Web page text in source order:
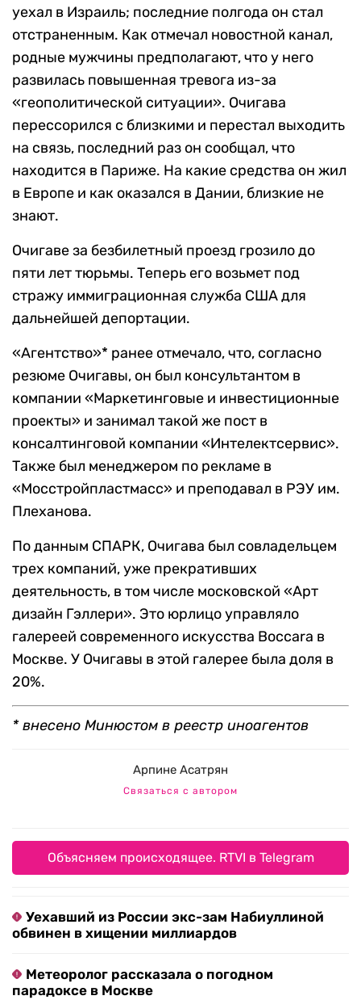
уехал в Израиль; последние полгода он стал
отстраненным. Как отмечал новостной канал,
родные мужчины предполагают, что у него
развилась повышенная тревога из-за
«геополитической ситуации». Очигава
перессорился с близкими и перестал выходить
на связь, последний раз он сообщал, что
находится в Париже. На какие средства он жил
в Европе и как оказался в Дании, близкие не
знают.
Очигаве за безбилетный проезд грозило до
пяти лет тюрьмы. Теперь его возьмет под
стражу иммиграционная служба США для
дальнейшей депортации.
«Агентство»* ранее отмечало, что, согласно
резюме Очигавы, он был консультантом в
компании «Маркетинговые и инвестиционные
проекты» и занимал такой же пост в
консалтинговой компании «Интелектсервис».
Также был менеджером по рекламе в
«Мосстройпластмасс» и преподавал в РЭУ им.
Плеханова.
По данным СПАРК, Очигава был совладельцем
трех компаний, уже прекративших
деятельность, в том числе московской «Арт
дизайн Гэллери». Это юрлицо управляло
галереей современного искусства Boccara в
Москве. У Очигавы в этой галерее была доля в
20%.
* внесено Минюстом в реестр иноагентов
Арпине Асатрян
Связаться с автором
Объясняем происходящее. RTVI в Telegram
Уехавший из России экс-зам Набиуллиной
обвинен в хищении миллиардов
Метеоролог рассказала о погодном
парадоксе в Москве